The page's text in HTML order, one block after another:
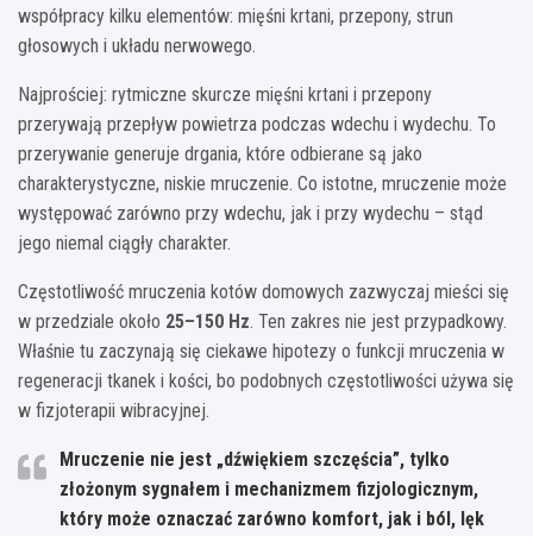
współpracy kilku elementów: mięśni krtani, przepony, strun
głosowych i układu nerwowego.
Najprościej: rytmiczne skurcze mięśni krtani i przepony
przerywają przepływ powietrza podczas wdechu i wydechu. To
przerywanie generuje drgania, które odbierane są jako
charakterystyczne, niskie mruczenie. Co istotne, mruczenie może
występować zarówno przy wdechu, jak i przy wydechu – stąd
jego niemal ciągły charakter.
Częstotliwość mruczenia kotów domowych zazwyczaj mieści się
w przedziale około 25–150 Hz. Ten zakres nie jest przypadkowy.
Właśnie tu zaczynają się ciekawe hipotezy o funkcji mruczenia w
regeneracji tkanek i kości, bo podobnych częstotliwości używa się
w fizjoterapii wibracyjnej.
Mruczenie nie jest „dźwiękiem szczęścia”, tylko
złożonym sygnałem i mechanizmem fizjologicznym,
który może oznaczać zarówno komfort, jak i ból, lęk